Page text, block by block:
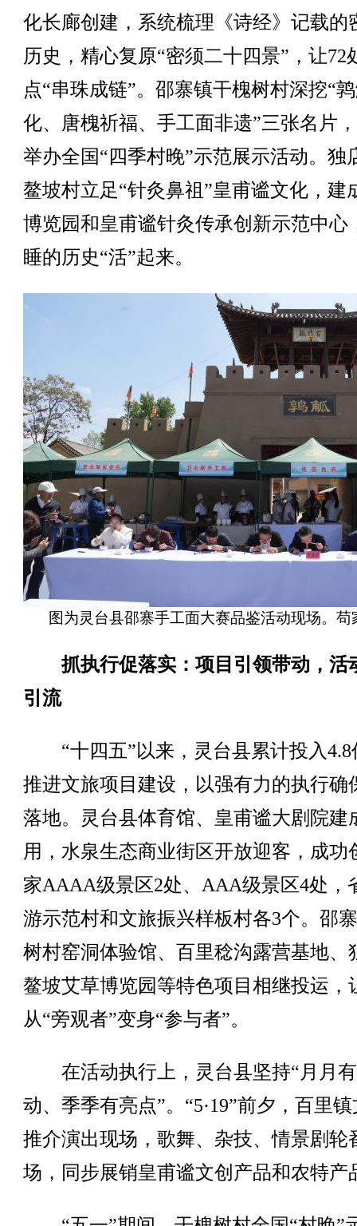
化长廊创建，系统梳理《诗经》记载的
历史，精心复原“密须二十四景”，让72
点“串珠成链”。邵寨镇干槐树村深挖“
化、唐槐祈福、手工面非遗”三张名片
举办全国“四季村晚”示范展示活动。独
鳌坡村立足“针灸鼻祖”皇甫谧文化，建
博览园和皇甫谧针灸传承创新示范中心
睡的历史“活”起来。
图为灵台县邵寨手工面大赛品鉴活动现场。苟
抓执行促落实：项目引领带动，活
引流
“十四五”以来，灵台县累计投入4.8
推进文旅项目建设，以强有力的执行确
落地。灵台县体育馆、皇甫谧大剧院建
用，水泉生态商业街区开放迎客，成功
家AAAA级景区2处、AAA级景区4处，
游示范村和文旅振兴样板村各3个。邵
树村窑洞体验馆、百里稔沟露营基地、
鳌坡艾草博览园等特色项目相继投运，
从“旁观者”变身“参与者”。
在活动执行上，灵台县坚持“月月
动、季季有亮点”。“5·19”前夕，百里
推介演出现场，歌舞、杂技、情景剧轮
场，同步展销皇甫谧文创产品和农特产